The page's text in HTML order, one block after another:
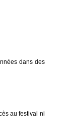
dans des
au festival ni